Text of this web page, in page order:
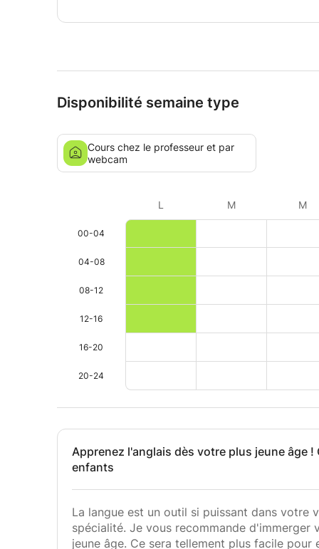
Disponibilité semaine type
Cours chez le professeur et par
webcam
L M M
00-04
04-08
08-12
12-16
16-20
20-24
Apprenez l'anglais dès votre plus jeune âge
enfants
La langue est un outil si puissant dans votre
spécialité. Je vous recommande d'immerger
jeune âge. Ce sera tellement plus facile